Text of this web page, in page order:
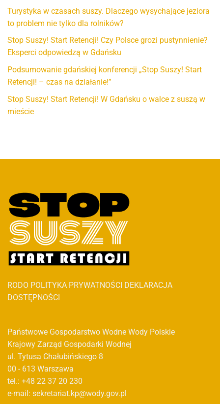
Turystyka w czasach suszy. Dlaczego wysychające jeziora
to problem nie tylko dla rolników?
Stop Suszy! Start Retencji! Czy Polsce grozi pustynnienie?
Eksperci odpowiedzą w Gdańsku
Podsumowanie gdańskiej konferencji „Stop Suszy! Start
Retencji! – czas na działanie!”
Stop Suszy! Start Retencji! W Gdańsku o walce z suszą w
mieście
RODO POLITYKA PRYWATNOŚCI DEKLARACJA
DOSTĘPNOŚCI
Państwowe Gospodarstwo Wodne Wody Polskie
Krajowy Zarząd Gospodarki Wodnej
ul. Tytusa Chałubińskiego 8
00 - 613 Warszawa
tel.: +48 22 37 20 230
e-mail: sekretariat.kp@wody.gov.pl